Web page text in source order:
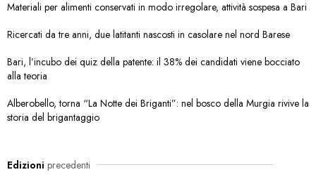
Materiali per alimenti conservati in modo irregolare, attività sospesa a Bari
Ricercati da tre anni, due latitanti nascosti in casolare nel nord Barese
Bari, l’incubo dei quiz della patente: il 38% dei candidati viene bocciato
alla teoria
Alberobello, torna “La Notte dei Briganti”: nel bosco della Murgia rivive la
storia del brigantaggio
Edizioni precedenti